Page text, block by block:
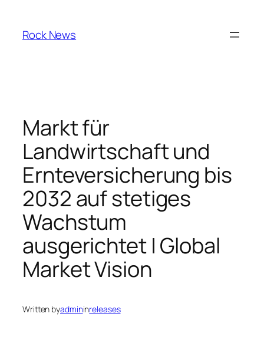
content
Rock News
Markt für
Landwirtschaft und
Ernteversicherung bis
2032 auf stetiges
Wachstum
ausgerichtet | Global
Market Vision
Written byadmininreleases